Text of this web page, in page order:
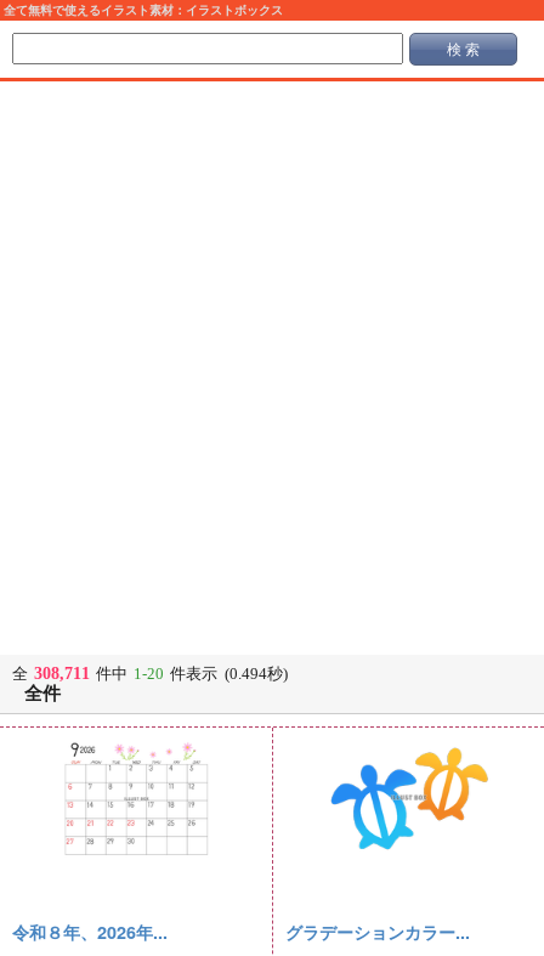
全て無料で使えるイラスト素材：イラストボックス
検 索
全 308,711 件中 1-20 件表示 (0.494秒)
全件
令和８年、2026年... グラデーションカラー...